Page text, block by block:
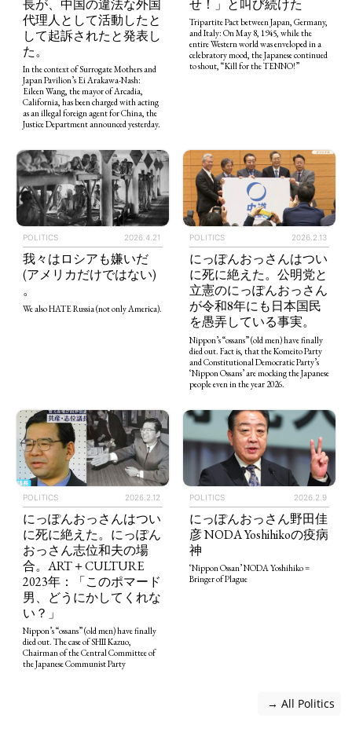
長が、中国の違法な外国
代理人として活動したと
して起訴されたと発表し
た。
In the context of Surrogate Mothers and
Japan Pavilion’s Ei Arakawa-Nash:
Eileen Wang, the mayor of Arcadia,
California, has been charged with acting
as an illegal foreign agent for China, the
Justice Department announced yesterday.
せ！」と叫び続けた
Tripartite Pact between Japan, Germany,
and Italy: On May 8, 1945, while the
entire Western world was enveloped in a
celebratory mood, the Japanese continued
to shout, “Kill for the TENNO!”
POLITICS 2026.4.21
我々はロシアも嫌いだ
(アメリカだけではない)
。
We also HATE Russia (not only America).
POLITICS 2026.2.13
にっぽんおっさんはつい
に死に絶えた。公明党と
立憲のにっぽんおっさん
が令和8年にも日本国民
を愚弄している事実。
Nippon’s “ossans” (old men) have finally
died out. Fact is, that the Komeito Party
and Constitutional Democratic Party’s
‘Nippon Ossans’ are mocking the Japanese
people even in the year 2026.
POLITICS 2026.2.12
にっぽんおっさんはつい
に死に絶えた。にっぽん
おっさん志位和夫の場
合。ART＋CULTURE
2023年：「このポマード
男、どうにかしてくれな
い？」
Nippon’s “ossans” (old men) have finally
died out. The case of SHII Kazuo,
Chairman of the Central Committee of
the Japanese Communist Party
POLITICS 2026.2.9
にっぽんおっさん野田佳
彦 NODA Yoshihikoの疫病
神
‘Nippon Ossan’ NODA Yoshihiko =
Bringer of Plague
→ All Politics